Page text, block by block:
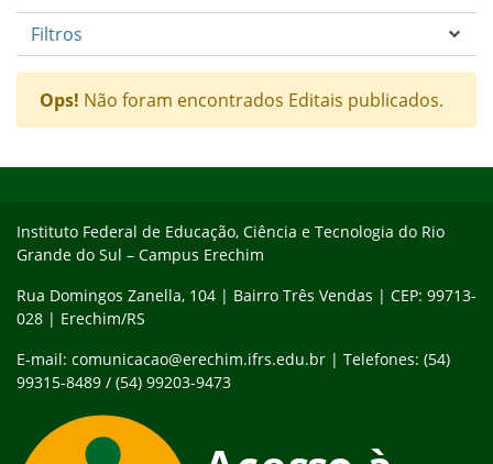
Filtros
Ops! Não foram encontrados Editais publicados.
Instituto Federal de Educação, Ciência e Tecnologia do Rio
Grande do Sul – Campus Erechim
Rua Domingos Zanella, 104 | Bairro Três Vendas | CEP: 99713-
028 | Erechim/RS
E-mail: comunicacao@erechim.ifrs.edu.br | Telefones: (54)
99315-8489 / (54) 99203-9473